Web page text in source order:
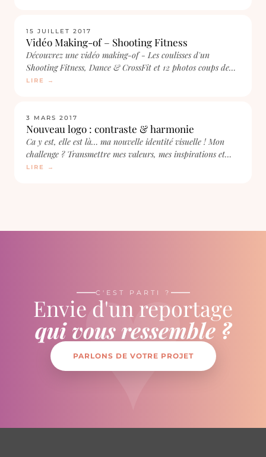
COULISSES
15 JUILLET 2017
Vidéo Making-of – Shooting Fitness
Découvrez une vidéo making-of - Les coulisses d'un
Shooting Fitness, Dance & CrossFit et 12 photos coups de
coeur du Shooting
LIRE →
COULISSES
3 MARS 2017
Nouveau logo : contraste & harmonie
Ca y est, elle est là… ma nouvelle identité visuelle ! Mon
challenge ? Transmettre mes valeurs, mes inspirations et
mon style photographique en…
LIRE →
♥
C'EST PARTI ?
Envie d'un reportage
qui vous ressemble ?
PARLONS DE VOTRE PROJET